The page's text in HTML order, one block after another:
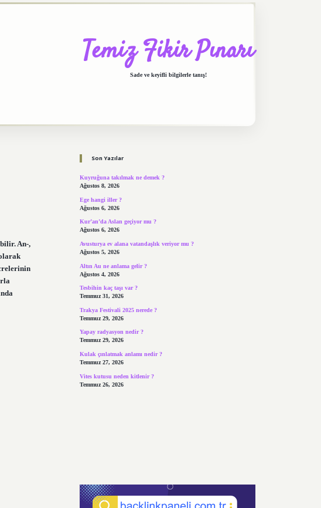
Temiz Fikir Pınarı
Sade ve keyifli bilgilerle tanış!
An-,
Son Yazılar
Kuyruğuna takılmak ne demek ?
Ağustos 8, 2026
Ege hangi iller ?
Ağustos 6, 2026
Kur’an’da Aslan geçiyor mu ?
Ağustos 6, 2026
Avusturya ev alana vatandaşlık veriyor mu ?
Ağustos 5, 2026
Altın Au ne anlama gelir ?
Ağustos 4, 2026
Tesbihin kaç taşı var ?
Temmuz 31, 2026
Trakya Festivali 2025 nerede ?
Temmuz 29, 2026
Yapay radyasyon nedir ?
Temmuz 29, 2026
Kulak çınlatmak anlamı nedir ?
Temmuz 27, 2026
Vites kutusu neden kitlenir ?
Temmuz 26, 2026